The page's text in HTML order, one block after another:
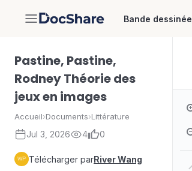
DocShare Bande dessinée
Pastine, Pastine,
Rodney Théorie des
jeux en images
Accueil›Documents›Littérature
Jul 3, 2026 4 0
Télécharger parRiver Wang